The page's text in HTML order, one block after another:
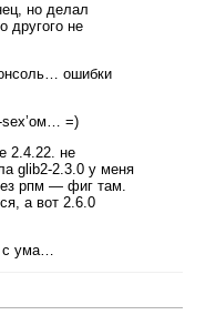
но делал
другого не
ошибки
sex’ом… =)
2.4.22. не
glib2-2.3.0 у меня
рпм — фиг там.
а вот 2.6.0
с ума…